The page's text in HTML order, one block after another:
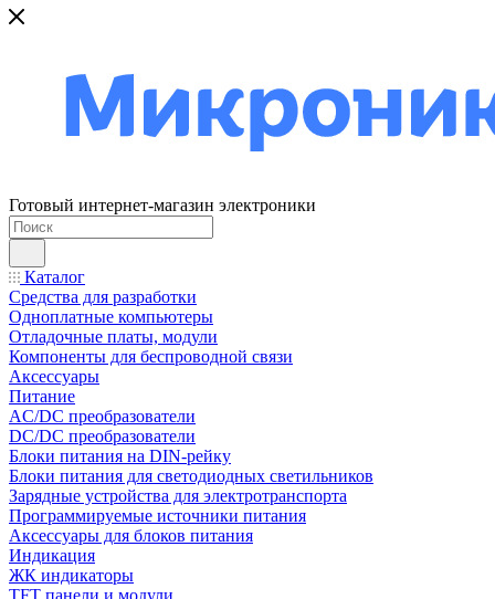
Готовый интернет-магазин электроники
Каталог
Средства для разработки
Одноплатные компьютеры
Отладочные платы, модули
Компоненты для беспроводной связи
Аксессуары
Питание
AC/DC преобразователи
DC/DC преобразователи
Блоки питания на DIN-рейку
Блоки питания для светодиодных светильников
Зарядные устройства для электротранспорта
Программируемые источники питания
Аксессуары для блоков питания
Индикация
ЖК индикаторы
TFT панели и модули